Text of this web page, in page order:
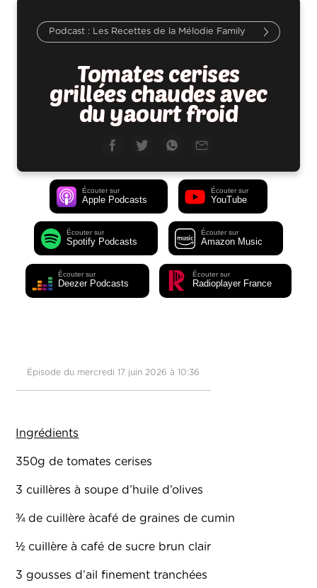
Les Recettes de la Mélodie Family
Tomates cerises
grillées chaudes avec
du yaourt froid
Écouter sur
Apple Podcasts
Écouter sur
YouTube
Écouter sur
Spotify Podcasts
Écouter sur
Amazon Music
Écouter sur
Deezer Podcasts
Écouter sur
Radioplayer France
Épisode du mercredi 17 juin 2026 à 10:36
Ingrédients
350g de tomates cerises
3 cuillères à soupe d’huile d’olives
¾ de cuillère àcafé de graines de cumin
½ cuillère à café de sucre brun clair
3 gousses d’ail finement tranchées